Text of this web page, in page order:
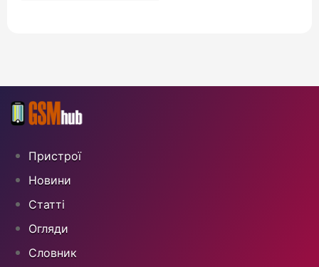
Пристрої
Новини
Статті
Огляди
Cловник